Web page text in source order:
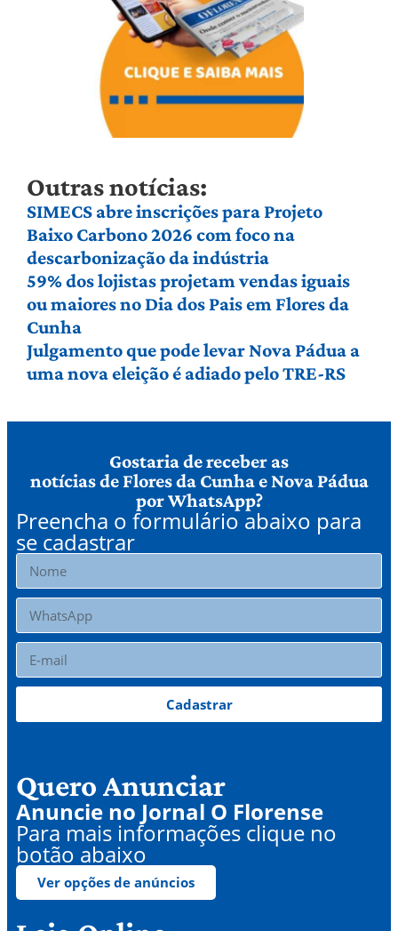
Outras notícias:
SIMECS abre inscrições para Projeto
Baixo Carbono 2026 com foco na
descarbonização da indústria
59% dos lojistas projetam vendas iguais
ou maiores no Dia dos Pais em Flores da
Cunha
Julgamento que pode levar Nova Pádua a
uma nova eleição é adiado pelo TRE-RS
Gostaria de receber as
notícias de Flores da Cunha e Nova Pádua
por WhatsApp?
Preencha o formulário abaixo para
se cadastrar
Cadastrar
Quero Anunciar
Anuncie no Jornal O Florense
Para mais informações clique no
botão abaixo
Ver opções de anúncios